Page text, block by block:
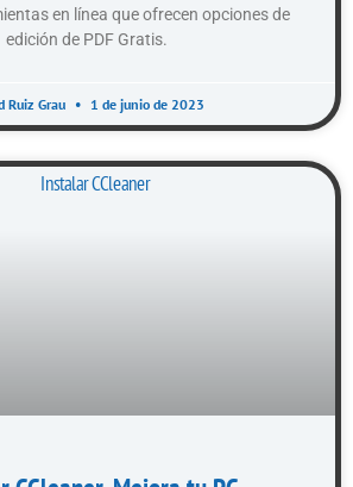
en línea que ofrecen opciones de
edición de PDF Gratis.
Ruiz Grau 1 de junio de 2023